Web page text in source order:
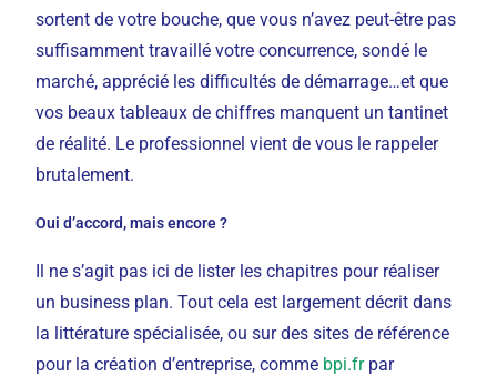
sortent de votre bouche, que vous n’avez peut-être pas
suffisamment travaillé votre concurrence, sondé le
marché, apprécié les difficultés de démarrage…et que
vos beaux tableaux de chiffres manquent un tantinet
de réalité. Le professionnel vient de vous le rappeler
brutalement.
Oui d’accord, mais encore ?
Il ne s’agit pas ici de lister les chapitres pour réaliser
un business plan. Tout cela est largement décrit dans
la littérature spécialisée, ou sur des sites de référence
pour la création d’entreprise, comme bpi.frpar